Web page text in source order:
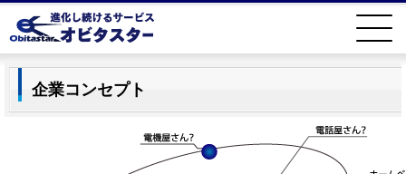
企業コンセプト